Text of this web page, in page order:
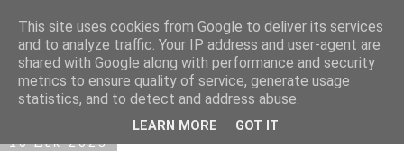
Παιδικός Σταθμός-
Νηπιαγωγείο "ΔΕΛΑΣΑΛ"
10 Δεκ 2025
This site uses cookies from Google to deliver its services
and to analyze traffic. Your IP address and user-agent are
shared with Google along with performance and security
metrics to ensure quality of service, generate usage
statistics, and to detect and address abuse.
LEARN MORE GOT IT